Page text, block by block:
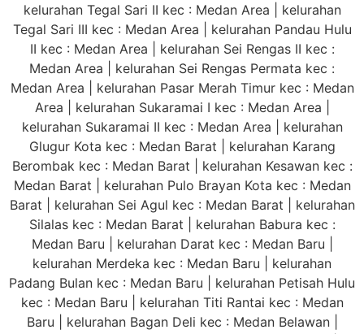
kelurahan Tegal Sari II kec : Medan Area | kelurahan
Tegal Sari III kec : Medan Area | kelurahan Pandau Hulu
II kec : Medan Area | kelurahan Sei Rengas II kec :
Medan Area | kelurahan Sei Rengas Permata kec :
Medan Area | kelurahan Pasar Merah Timur kec : Medan
Area | kelurahan Sukaramai I kec : Medan Area |
kelurahan Sukaramai II kec : Medan Area | kelurahan
Glugur Kota kec : Medan Barat | kelurahan Karang
Berombak kec : Medan Barat | kelurahan Kesawan kec :
Medan Barat | kelurahan Pulo Brayan Kota kec : Medan
Barat | kelurahan Sei Agul kec : Medan Barat | kelurahan
Silalas kec : Medan Barat | kelurahan Babura kec :
Medan Baru | kelurahan Darat kec : Medan Baru |
kelurahan Merdeka kec : Medan Baru | kelurahan
Padang Bulan kec : Medan Baru | kelurahan Petisah Hulu
kec : Medan Baru | kelurahan Titi Rantai kec : Medan
Baru | kelurahan Bagan Deli kec : Medan Belawan |